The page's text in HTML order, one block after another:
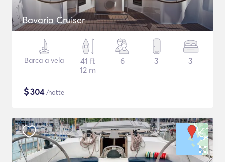
Bavaria Cruiser
Barca a vela
41 ft
12 m
6 3 3
$304/notte